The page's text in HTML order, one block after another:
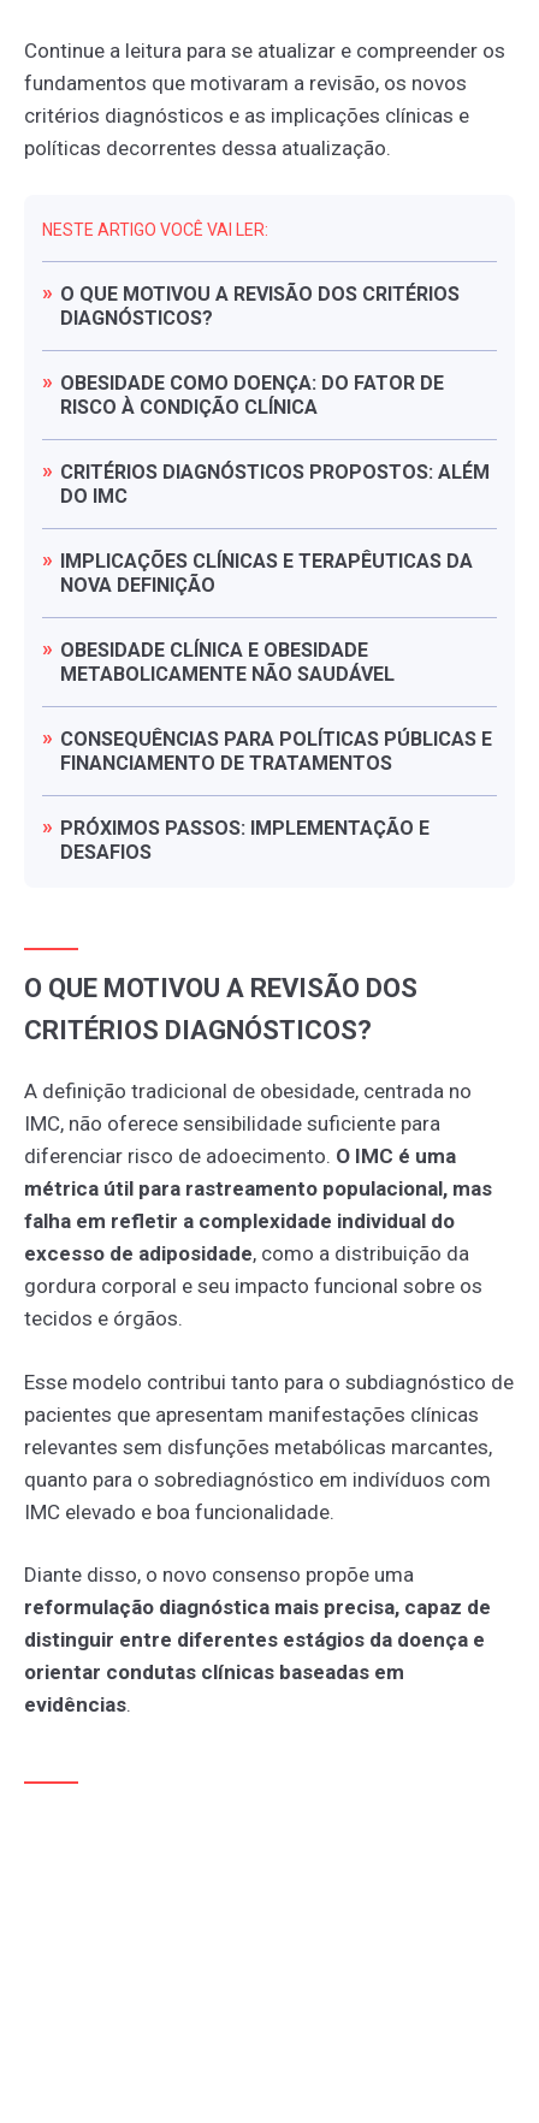
Continue a leitura para se atualizar e compreender os
fundamentos que motivaram a revisão, os novos
critérios diagnósticos e as implicações clínicas e
políticas decorrentes dessa atualização.
NESTE ARTIGO VOCÊ VAI LER:
O QUE MOTIVOU A REVISÃO DOS CRITÉRIOS
DIAGNÓSTICOS?
OBESIDADE COMO DOENÇA: DO FATOR DE
RISCO À CONDIÇÃO CLÍNICA
CRITÉRIOS DIAGNÓSTICOS PROPOSTOS: ALÉM
DO IMC
IMPLICAÇÕES CLÍNICAS E TERAPÊUTICAS DA
NOVA DEFINIÇÃO
OBESIDADE CLÍNICA E OBESIDADE
METABOLICAMENTE NÃO SAUDÁVEL
CONSEQUÊNCIAS PARA POLÍTICAS PÚBLICAS E
FINANCIAMENTO DE TRATAMENTOS
PRÓXIMOS PASSOS: IMPLEMENTAÇÃO E
DESAFIOS
O QUE MOTIVOU A REVISÃO DOS
CRITÉRIOS DIAGNÓSTICOS?
A definição tradicional de obesidade, centrada no
IMC, não oferece sensibilidade suficiente para
diferenciar risco de adoecimento. O IMC é uma
métrica útil para rastreamento populacional, mas
falha em refletir a complexidade individual do
excesso de adiposidade, como a distribuição da
gordura corporal e seu impacto funcional sobre os
tecidos e órgãos.
Esse modelo contribui tanto para o subdiagnóstico de
pacientes que apresentam manifestações clínicas
relevantes sem disfunções metabólicas marcantes,
quanto para o sobrediagnóstico em indivíduos com
IMC elevado e boa funcionalidade.
Diante disso, o novo consenso propõe uma
reformulação diagnóstica mais precisa, capaz de
distinguir entre diferentes estágios da doença e
orientar condutas clínicas baseadas em
evidências.